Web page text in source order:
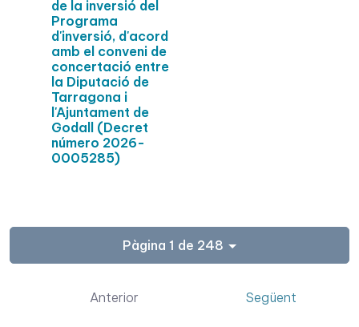
de la inversió del
Programa
d'inversió, d'acord
amb el conveni de
concertació entre
la Diputació de
Tarragona i
l'Ajuntament de
Godall (Decret
número 2026-
0005285)
Pàgina 1 de 248
Anterior Següent